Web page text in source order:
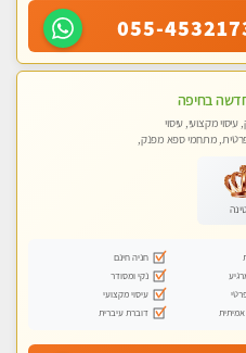
055-
בחיפה
עיסוי מקצועי, עיסוי
מתחמי ספא מפנק,
חניה חינם
נקי ומסודר
עיסוי מקצועי
דוברת עיברית